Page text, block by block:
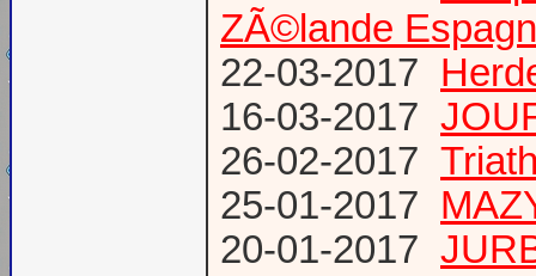
ZÃ©lande
22-03-2017
16-03-2017
26-02-2017
25-01-2017
20-01-2017